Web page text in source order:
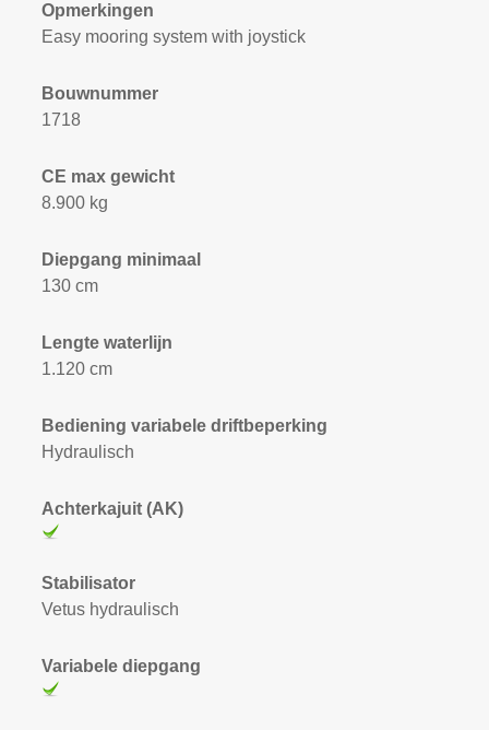
Opmerkingen
Easy mooring system with joystick
Bouwnummer
1718
CE max gewicht
8.900 kg
Diepgang minimaal
130 cm
Lengte waterlijn
1.120 cm
Bediening variabele driftbeperking
Hydraulisch
Achterkajuit (AK)
Stabilisator
Vetus hydraulisch
Variabele diepgang